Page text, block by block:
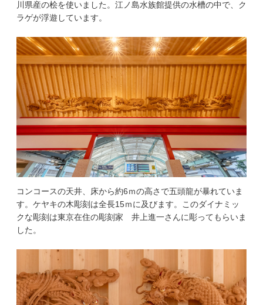
川県産の桧を使いました。江ノ島水族館提供の水槽の中で、ク
ラゲが浮遊しています。
コンコースの天井、床から約6ｍの高さで五頭龍が暴れていま
す。ケヤキの木彫刻は全長15ｍに及びます。このダイナミッ
クな彫刻は東京在住の彫刻家 井上進一さんに彫ってもらいま
した。